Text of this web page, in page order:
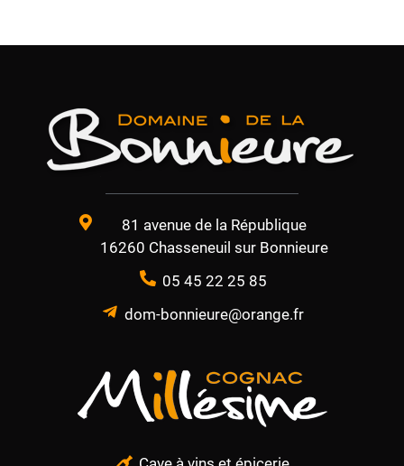
81 avenue de la République
16260 Chasseneuil sur Bonnieure
05 45 22 25 85
dom-bonnieure@orange.fr